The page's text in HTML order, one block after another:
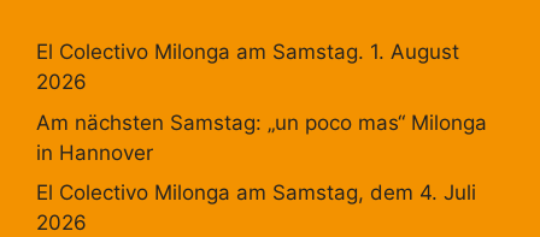
El Colectivo Milonga am Samstag. 1. August
2026
Am nächsten Samstag: „un poco mas“ Milonga
in Hannover
El Colectivo Milonga am Samstag, dem 4. Juli
2026